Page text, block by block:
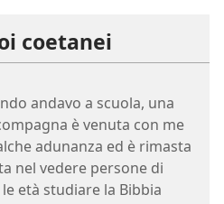
coetanei
andavo a scuola, una
è venuta con me
adunanza ed è rimasta
nel vedere persone di
età studiare la Bibbia